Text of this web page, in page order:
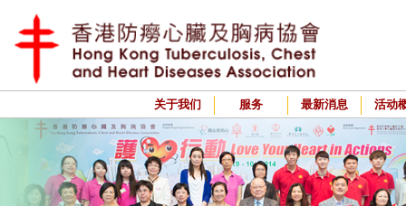
关于我们 服务 最新消息 活动